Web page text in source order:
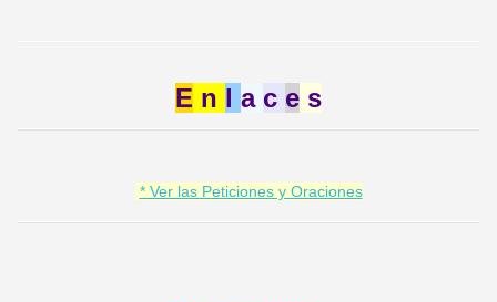
E n l a c e s
* Ver las Peticiones y Oraciones